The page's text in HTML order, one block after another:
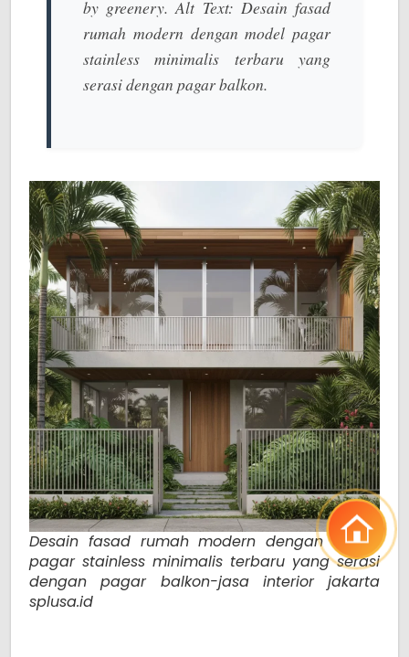
by greenery. Alt Text: Desain fasad
rumah modern dengan model pagar
stainless minimalis terbaru yang
serasi dengan pagar balkon.
Desain fasad rumah modern dengan model
pagar stainless minimalis terbaru yang serasi
dengan pagar balkon-jasa interior jakarta
splusa.id